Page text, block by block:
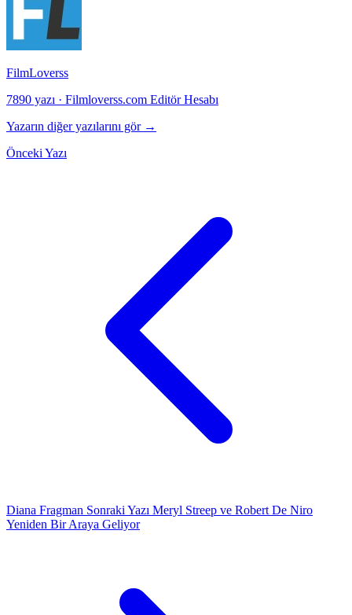
FilmLoverss
7890 yazı · Filmloverss.com Editör Hesabı
Yazarın diğer yazılarını gör →
Önceki Yazı
Diana Fragman Sonraki Yazı Meryl Streep ve Robert De Niro
Yeniden Bir Araya Geliyor